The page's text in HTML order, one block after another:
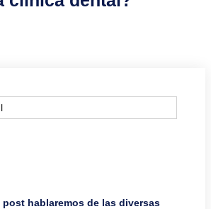
post hablaremos de las diversas